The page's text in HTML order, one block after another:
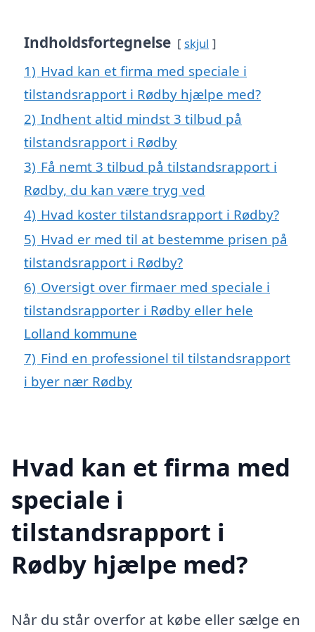
Indholdsfortegnelse skjul
1) Hvad kan et firma med speciale i
tilstandsrapport i Rødby hjælpe med?
2) Indhent altid mindst 3 tilbud på
tilstandsrapport i Rødby
3) Få nemt 3 tilbud på tilstandsrapport i
Rødby, du kan være tryg ved
4) Hvad koster tilstandsrapport i Rødby?
5) Hvad er med til at bestemme prisen på
tilstandsrapport i Rødby?
6) Oversigt over firmaer med speciale i
tilstandsrapporter i Rødby eller hele
Lolland kommune
7) Find en professionel til tilstandsrapport
i byer nær Rødby
Hvad kan et firma med
speciale i
tilstandsrapport i
Rødby hjælpe med?
Når du står overfor at købe eller sælge en